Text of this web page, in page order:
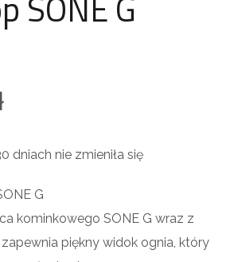
dniach nie zmieniła się
G
kominkowego SONE G wraz z
piękny widok ognia, który